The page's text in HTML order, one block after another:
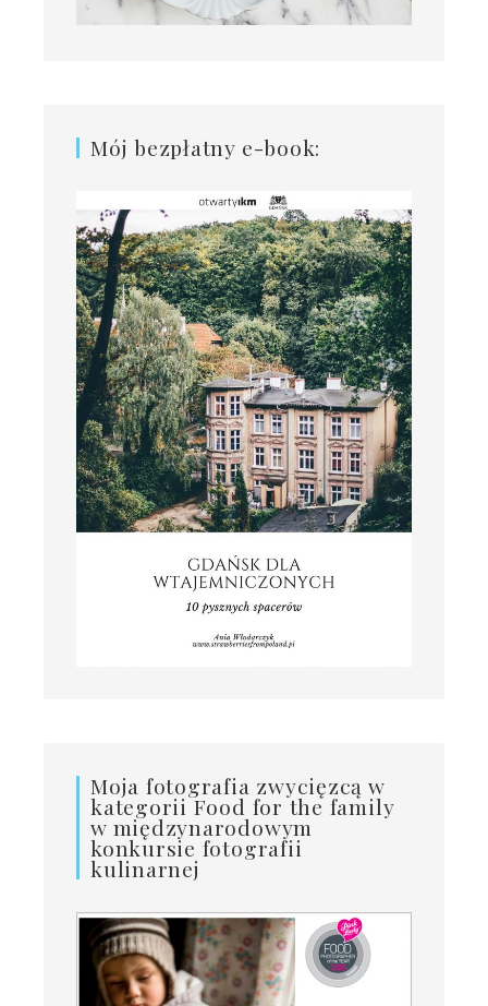
Mój bezpłatny e-book:
Moja fotografia zwycięzcą w
kategorii Food for the family
w międzynarodowym
konkursie fotografii
kulinarnej